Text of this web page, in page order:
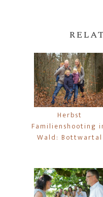
Herbst
Familienshooting
Wald: Bottwartal